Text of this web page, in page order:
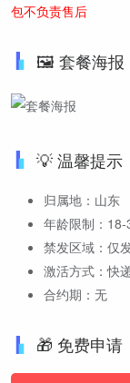
包不负责售后
🖼️ 套餐海报
💡 温馨提示
归属地：山东
年龄限制：18-
禁发区域：仅
激活方式：快
合约期：无
🎁 免费申请